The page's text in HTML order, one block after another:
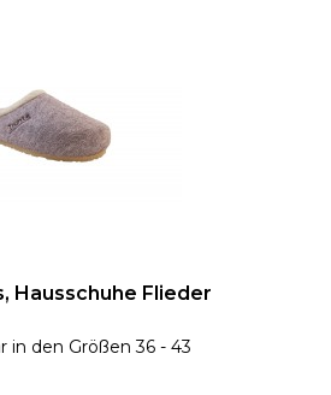
Hausschuhe Flieder
in den Größen 36 - 43